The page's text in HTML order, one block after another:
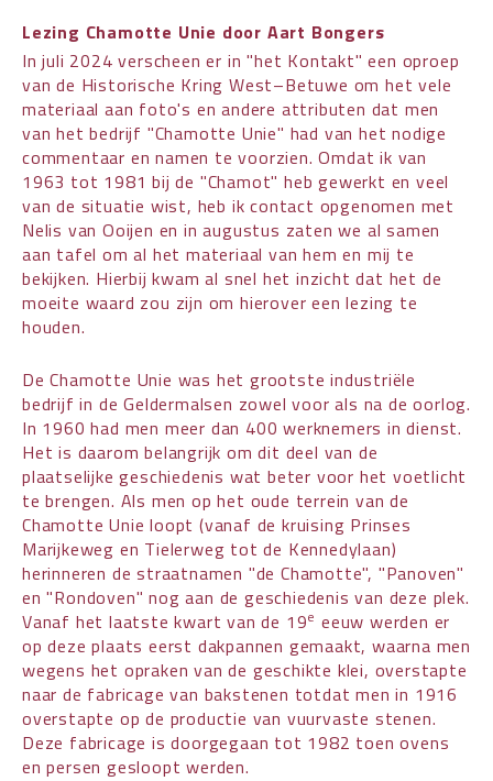
Lezing Chamotte Unie door Aart Bongers
In juli 2024 verscheen er in "het Kontakt" een oproep
van de Historische Kring West–Betuwe om het vele
materiaal aan foto's en andere attributen dat men
van het bedrijf "Chamotte Unie" had van het nodige
commentaar en namen te voorzien. Omdat ik van
1963 tot 1981 bij de "Chamot" heb gewerkt en veel
van de situatie wist, heb ik contact opgenomen met
Nelis van Ooijen en in augustus zaten we al samen
aan tafel om al het materiaal van hem en mij te
bekijken. Hierbij kwam al snel het inzicht dat het de
moeite waard zou zijn om hierover een lezing te
houden.
De Chamotte Unie was het grootste industriële
bedrijf in de Geldermalsen zowel voor als na de oorlog.
In 1960 had men meer dan 400 werknemers in dienst.
Het is daarom belangrijk om dit deel van de
plaatselijke geschiedenis wat beter voor het voetlicht
te brengen. Als men op het oude terrein van de
Chamotte Unie loopt (vanaf de kruising Prinses
Marijkeweg en Tielerweg tot de Kennedylaan)
herinneren de straatnamen "de Chamotte", "Panoven"
en "Rondoven" nog aan de geschiedenis van deze plek.
Vanaf het laatste kwart van de 19e eeuw werden er
op deze plaats eerst dakpannen gemaakt, waarna men
wegens het opraken van de geschikte klei, overstapte
naar de fabricage van bakstenen totdat men in 1916
overstapte op de productie van vuurvaste stenen.
Deze fabricage is doorgegaan tot 1982 toen ovens
en persen gesloopt werden.